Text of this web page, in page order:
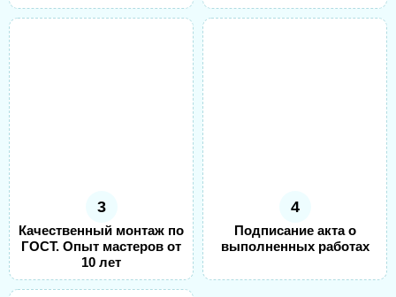
3
Качественный монтаж по
ГОСТ. Опыт мастеров от
10 лет
4
Подписание акта о
выполненных работах